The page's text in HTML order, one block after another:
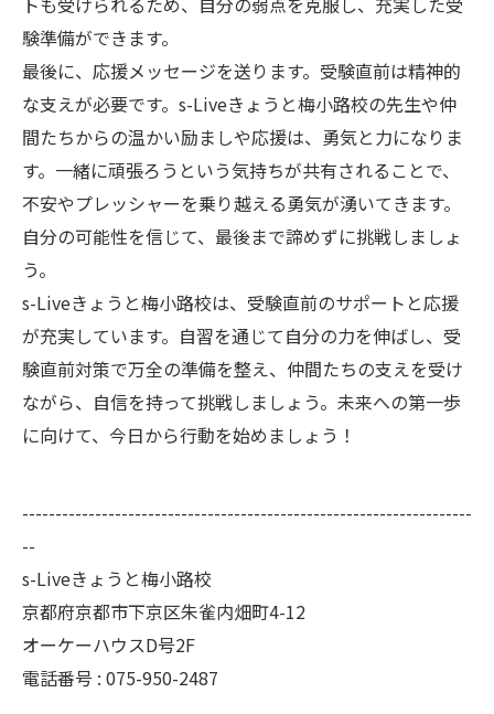
験準備ができます。
最後に、応援メッセージを送ります。受験直前は精神的
な支えが必要です。s-Liveきょうと梅小路校の先生や仲
間たちからの温かい励ましや応援は、勇気と力になりま
す。一緒に頑張ろうという気持ちが共有されることで、
不安やプレッシャーを乗り越える勇気が湧いてきます。
自分の可能性を信じて、最後まで諦めずに挑戦しましょ
う。
s-Liveきょうと梅小路校は、受験直前のサポートと応援
が充実しています。自習を通じて自分の力を伸ばし、受
験直前対策で万全の準備を整え、仲間たちの支えを受け
ながら、自信を持って挑戦しましょう。未来への第一歩
に向けて、今日から行動を始めましょう！
--------------------------------------------------------------------
--
s-Liveきょうと梅小路校
京都府京都市下京区朱雀内畑町4-12
オーケーハウスD号2F
電話番号 : 075-950-2487